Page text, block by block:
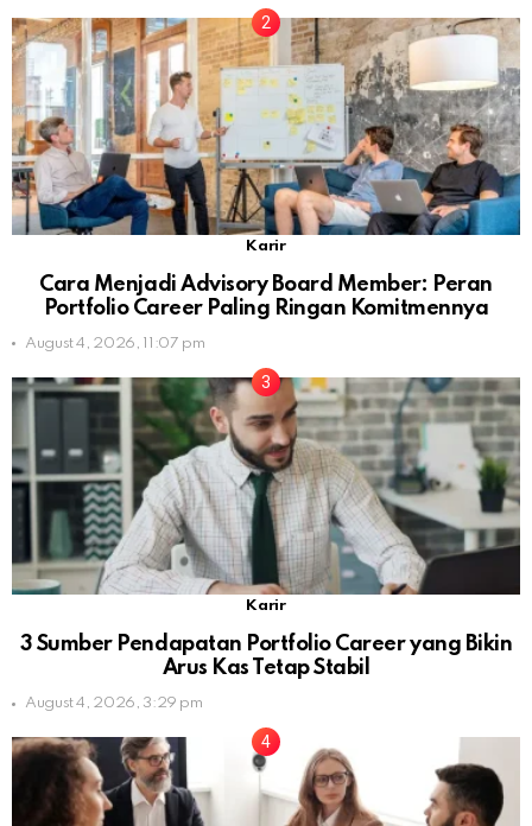
Karir
Cara Menjadi Advisory Board Member: Peran
Portfolio Career Paling Ringan Komitmennya
August 4, 2026, 11:07 pm
Karir
3 Sumber Pendapatan Portfolio Career yang Bikin
Arus Kas Tetap Stabil
August 4, 2026, 3:29 pm